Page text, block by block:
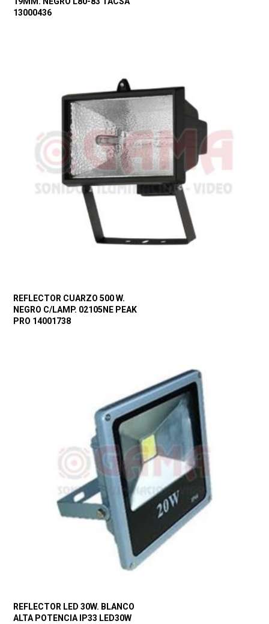
13000436
REFLECTOR CUARZO 500 W.
NEGRO C/LAMP. 02105NE PEAK
PRO 14001738
REFLECTOR LED 30W. BLANCO
ALTA POTENCIA IP33 LED30W